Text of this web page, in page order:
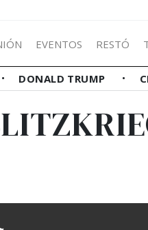
EVENTOS RESTÓ
DONALD TRUMP